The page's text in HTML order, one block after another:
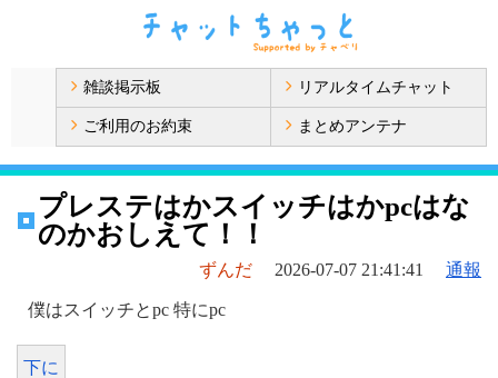
雑談掲示板 リアルタイムチャット
ご利用のお約束 まとめアンテナ
プレステはかスイッチはかpcはな
のかおしえて！！
ずんだ 2026-07-07 21:41:41 通報
僕はスイッチとpc 特にpc
下に